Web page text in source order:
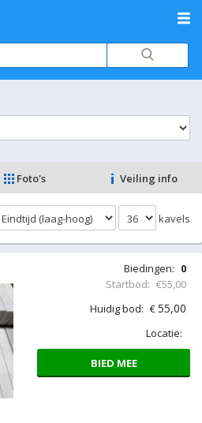
Foto's Veiling info
kavels
Biedingen: 0
Startbod: €55,00
Huidig bod: €55,00
Locatie:
BIED MEE